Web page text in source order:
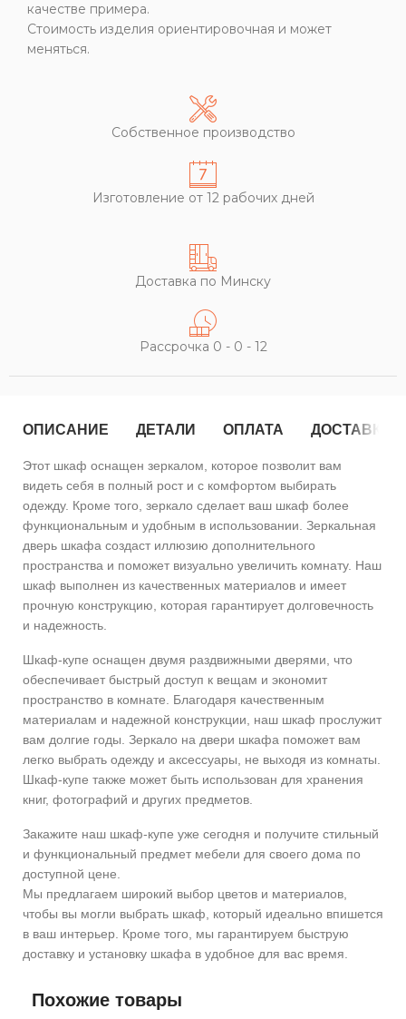
качестве примера.
Стоимость изделия ориентировочная и может
меняться.
Собственное производство
Изготовление от 12 рабочих дней
Доставка по Минску
Рассрочка 0 - 0 - 12
ОПИСАНИЕ ДЕТАЛИ ОПЛАТА ДОСТАВКА
Этот шкаф оснащен зеркалом, которое позволит вам
видеть себя в полный рост и с комфортом выбирать
одежду. Кроме того, зеркало сделает ваш шкаф более
функциональным и удобным в использовании. Зеркальная
дверь шкафа создаст иллюзию дополнительного
пространства и поможет визуально увеличить комнату. Наш
шкаф выполнен из качественных материалов и имеет
прочную конструкцию, которая гарантирует долговечность
и надежность.
Шкаф-купе оснащен двумя раздвижными дверями, что
обеспечивает быстрый доступ к вещам и экономит
пространство в комнате. Благодаря качественным
материалам и надежной конструкции, наш шкаф прослужит
вам долгие годы. Зеркало на двери шкафа поможет вам
легко выбрать одежду и аксессуары, не выходя из комнаты.
Шкаф-купе также может быть использован для хранения
книг, фотографий и других предметов.
Закажите наш шкаф-купе уже сегодня и получите стильный
и функциональный предмет мебели для своего дома по
доступной цене.
Мы предлагаем широкий выбор цветов и материалов,
чтобы вы могли выбрать шкаф, который идеально впишется
в ваш интерьер. Кроме того, мы гарантируем быструю
доставку и установку шкафа в удобное для вас время.
Похожие товары